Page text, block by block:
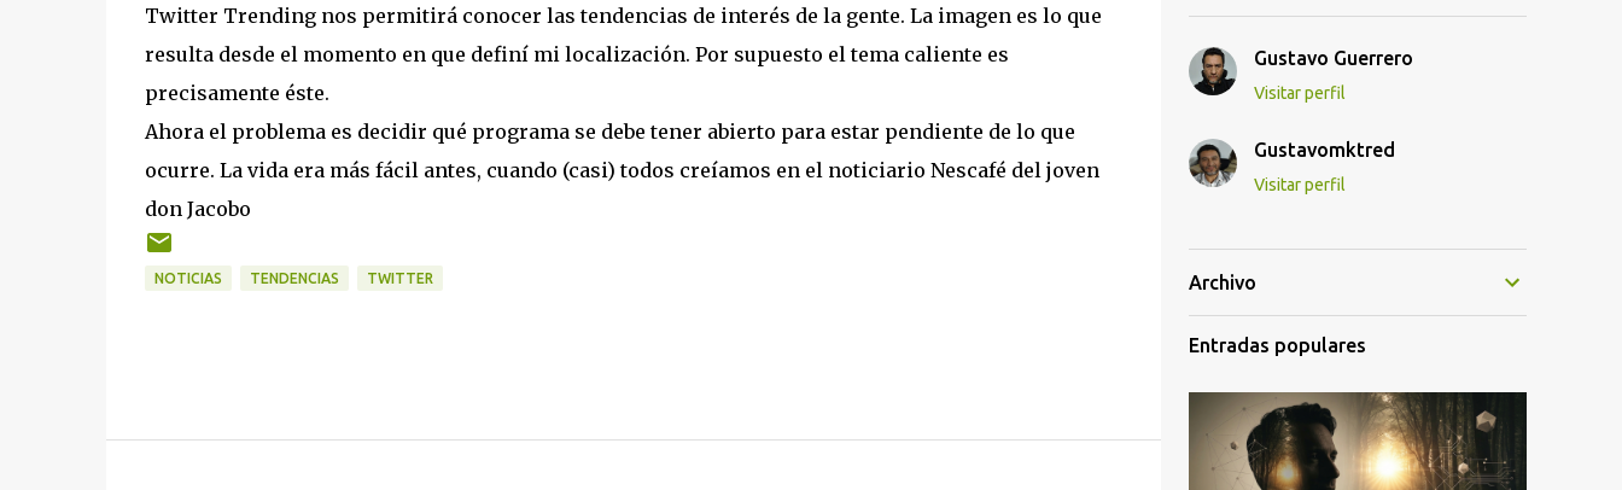
Twitter Trending nos permitirá conocer las tendencias de interés de la gente. La imagen es lo que
resulta desde el momento en que definí mi localización. Por supuesto el tema caliente es
precisamente éste.
Ahora el problema es decidir qué programa se debe tener abierto para estar pendiente de lo que
ocurre. La vida era más fácil antes, cuando (casi) todos creíamos en el noticiario Nescafé del joven
don Jacobo
NOTICIAS TENDENCIAS TWITTER
Gustavo Guerrero
Visitar perfil
Gustavomktred
Visitar perfil
Archivo
Entradas populares